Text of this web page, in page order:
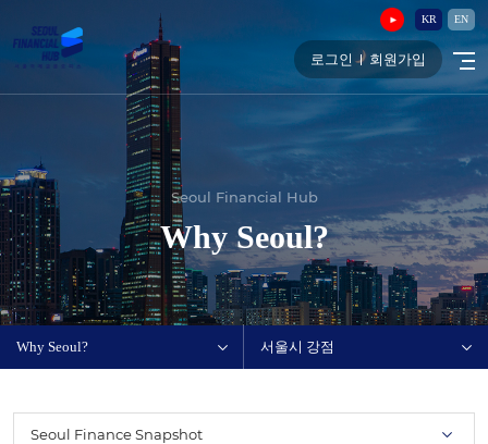
KR EN
로그인 회원가입
Seoul Financial Hub
Why Seoul?
Why Seoul? 서울시 강점
Seoul Finance Snapshot